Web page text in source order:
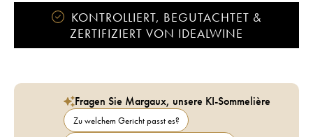
KONTROLLIERT, BEGUTACHTET &
ZERTIFIZIERT VON IDEALWINE
Fragen Sie Margaux, unsere KI-Sommelière
Zu welchem Gericht passt es?